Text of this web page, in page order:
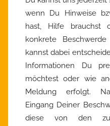
wenn Du Hinweise
hast, Hilfe brauchst
konkrete
kannst dabei
Informationen Du
möchtest oder wie
Meldung erfolgt.
Eingang Deiner
diese von den